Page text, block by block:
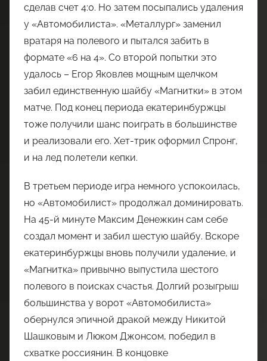
сделав счет 4:0. Но затем посыпались удаления
у «Автомобилиста». «Металлург» заменил
вратаря на полевого и пытался забить в
формате «6 на 4». Со второй попытки это
удалось – Егор Яковлев мощным щелчком
забил единственную шайбу «Магнитки» в этом
матче. Под конец периода екатеринбуржцы
тоже получили шанс поиграть в большинстве
и реализовали его. Хет-трик оформил Спронг,
и на лед полетели кепки.
В третьем периоде игра немного успокоилась,
но «Автомобилист» продолжал доминировать.
На 45-й минуте Максим Денежкин сам себе
создал момент и забил шестую шайбу. Вскоре
екатеринбуржцы вновь получили удаление, и
«Магнитка» привычно выпустила шестого
полевого в поисках счастья. Долгий розыгрыш
большинства у ворот «Автомобилиста»
обернулся эпичной дракой между Никитой
Шашковым и Люком Джонсом, победил в
схватке россиянин. В концовке